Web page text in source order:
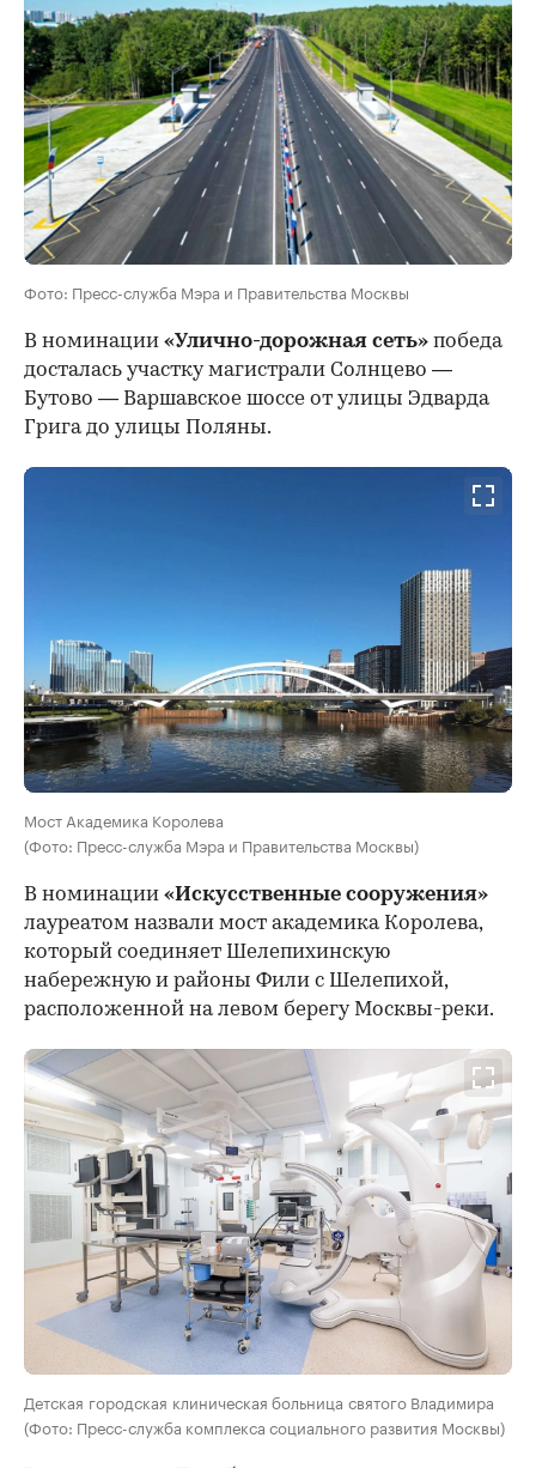
Фото: Пресс-служба Мэра и Правительства Москвы
В номинации «Улично-дорожная сеть» победа
досталась участку магистрали Солнцево —
Бутово — Варшавское шоссе от улицы Эдварда
Грига до улицы Поляны.
Мост Академика Королева
(Фото: Пресс-служба Мэра и Правительства Москвы)
В номинации «Искусственные сооружения»
лауреатом назвали мост академика Королева,
который соединяет Шелепихинскую
набережную и районы Фили с Шелепихой,
расположенной на левом берегу Москвы-реки.
Детская городская клиническая больница святого Владимира
(Фото: Пресс-служба комплекса социального развития Москвы)